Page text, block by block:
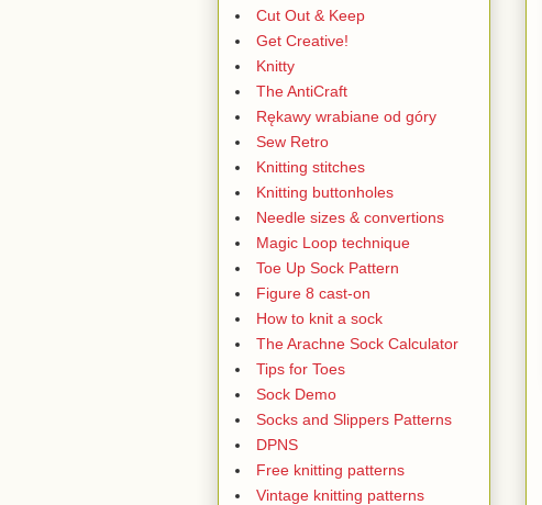
Cut Out & Keep
Get Creative!
Knitty
The AntiCraft
Rękawy wrabiane od góry
Sew Retro
Knitting stitches
Knitting buttonholes
Needle sizes & convertions
Magic Loop technique
Toe Up Sock Pattern
Figure 8 cast-on
How to knit a sock
The Arachne Sock Calculator
Tips for Toes
Sock Demo
Socks and Slippers Patterns
DPNS
Free knitting patterns
Vintage knitting patterns